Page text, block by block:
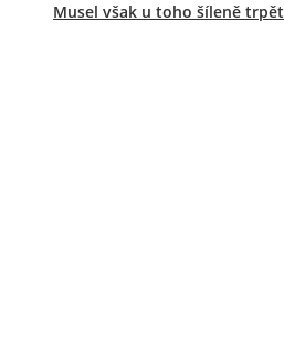
Musel však u toho šíleně trpět